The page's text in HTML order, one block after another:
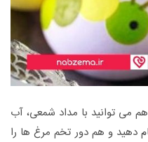
می توانید با مداد شمعی، آب
دهید و هم دور تخم مرغ ها را